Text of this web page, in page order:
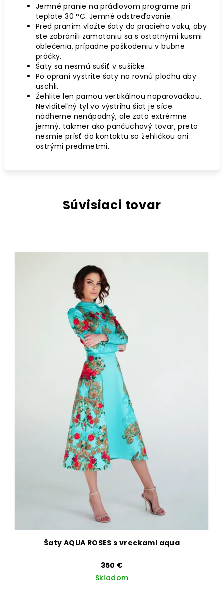
Jemné pranie na prádlovom programe pri
teplote 30°C. Jemné odstreďovanie.
Pred praním vložte šaty do pracieho vaku, aby
ste zabránili zamotaniu sa s ostatnými kusmi
oblečenia, prípadne poškodeniu v bubne
práčky.
Šaty sa nesmú sušiť v sušičke.
Po opraní vystrite šaty na rovnú plochu aby
uschli.
Žehlite len parnou vertikálnou naparovačkou.
Neviditeľný tyl vo výstrihu šiat je síce
nádherne nenápadný, ale zato extrémne
jemný, takmer ako pančuchový tovar, preto
nesmie prísť do kontaktu so žehličkou ani
ostrými predmetmi.
Súvisiaci tovar
Šaty AQUA ROSES s vreckami aqua
350 €
Skladom